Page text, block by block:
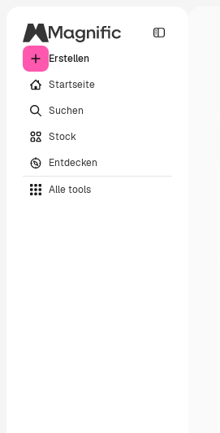
Erstellen
Startseite
Suchen
Stock
Entdecken
Alle tools